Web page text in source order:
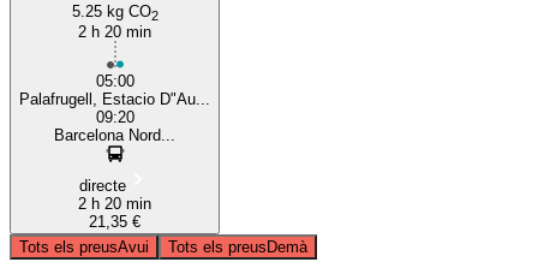
5.25 kg CO2
2 h 20 min
05:00
Palafrugell, Estacio D"Au...
09:20
Barcelona Nord...
directe
2 h 20 min
21,35 €
Tots els preusAvui Tots els preusDemà